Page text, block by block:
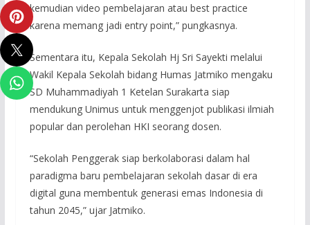
kemudian video pembelajaran atau best practice
karena memang jadi entry point,” pungkasnya.
Sementara itu, Kepala Sekolah Hj Sri Sayekti melalui
Wakil Kepala Sekolah bidang Humas Jatmiko mengaku
SD Muhammadiyah 1 Ketelan Surakarta siap
mendukung Unimus untuk menggenjot publikasi ilmiah
popular dan perolehan HKI seorang dosen.
“Sekolah Penggerak siap berkolaborasi dalam hal
paradigma baru pembelajaran sekolah dasar di era
digital guna membentuk generasi emas Indonesia di
tahun 2045,” ujar Jatmiko.